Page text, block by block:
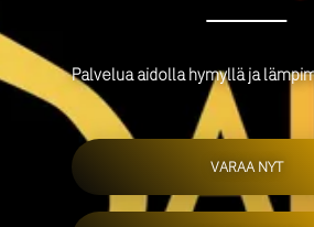
Palvelua aidolla hymyllä ja
VARAA NYT